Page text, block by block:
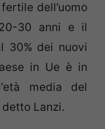
dell’uomo
30 anni e il
30% dei nuovi
in Ue è in
media del
Lanzi.